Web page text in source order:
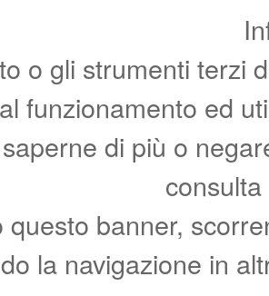
o gli strumenti terzi
funzionamento ed
di più o
questo banner,
la navigazione in